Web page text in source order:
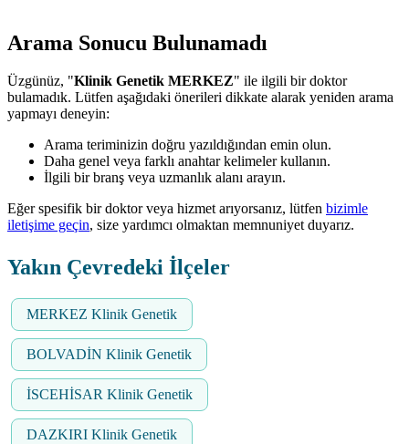
Arama Sonucu Bulunamadı
Üzgünüz, "Klinik Genetik MERKEZ" ile ilgili bir doktor
bulamadık. Lütfen aşağıdaki önerileri dikkate alarak yeniden arama
yapmayı deneyin:
Arama teriminizin doğru yazıldığından emin olun.
Daha genel veya farklı anahtar kelimeler kullanın.
İlgili bir branş veya uzmanlık alanı arayın.
Eğer spesifik bir doktor veya hizmet arıyorsanız, lütfen bizimle
iletişime geçin, size yardımcı olmaktan memnuniyet duyarız.
Yakın Çevredeki İlçeler
MERKEZ Klinik Genetik
BOLVADİN Klinik Genetik
İSCEHİSAR Klinik Genetik
DAZKIRI Klinik Genetik